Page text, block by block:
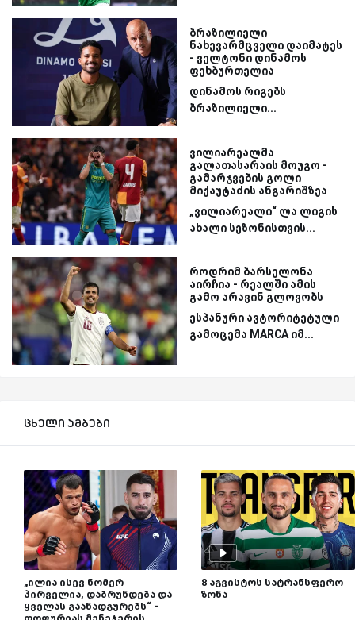
ბრაზილიელი
ნახევარმცველი დაიმატეს
- ველტონი დინამოს
ფეხბურთელია
დინამოს რიგებს
ბრაზილიელი...
ვილიარეალმა
გალათასარაის მოუგო -
გამარჯვების გოლი
მიქაუტაძის ანგარიშზეა
„ვილიარეალი“ ლა ლიგის
ახალი სეზონისთვის...
როდრიმ ბარსელონა
აირჩია - რეალში ამის
გამო არავინ გლოვობს
ესპანური ავტორიტეტული
გამოცემა MARCA იმ...
ცხელი ამბები
„ილია ისევ ნომერ
პირველია, დაბრუნდება და
ყველას გაანადგურებს“ -
8 აგვისტოს სატრანსფერო
ზონა